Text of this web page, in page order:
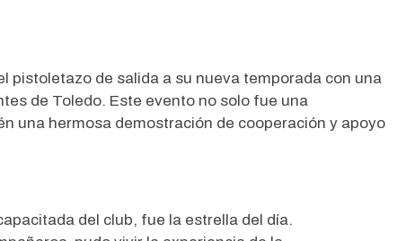
pistoletazo de salida a su nueva temporada con una
de Toledo. Este evento no solo fue una
una hermosa demostración de cooperación y apoyo
del club, fue la estrella del día.